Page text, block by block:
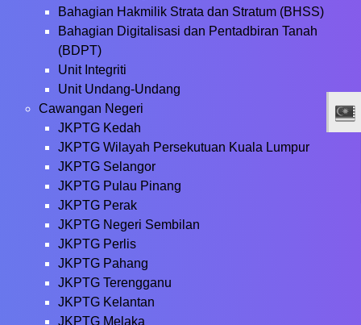
Bahagian Hakmilik Strata dan Stratum (BHSS)
Bahagian Digitalisasi dan Pentadbiran Tanah
(BDPT)
Unit Integriti
Unit Undang-Undang
Cawangan Negeri
JKPTG Kedah
JKPTG Wilayah Persekutuan Kuala Lumpur
JKPTG Selangor
JKPTG Pulau Pinang
JKPTG Perak
JKPTG Negeri Sembilan
JKPTG Perlis
JKPTG Pahang
JKPTG Terengganu
JKPTG Kelantan
JKPTG Melaka